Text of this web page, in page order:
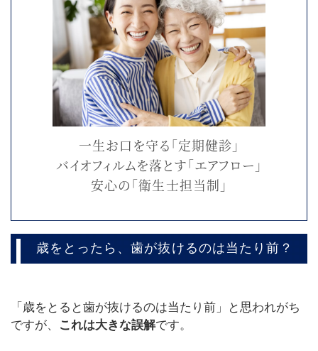
一生お口を守る「定期健診」
バイオフィルムを落とす「エアフロー」
安心の「衛生士担当制」
歳をとったら、歯が抜けるのは当たり前？
「歳をとると歯が抜けるのは当たり前」と思われがち
ですが、
これは大きな誤解です。